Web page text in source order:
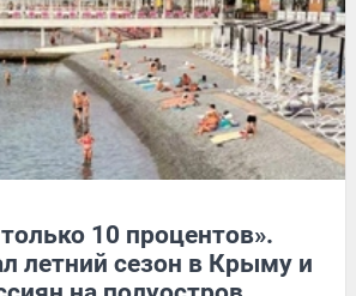
10 процентов».
летний сезон в Крыму и